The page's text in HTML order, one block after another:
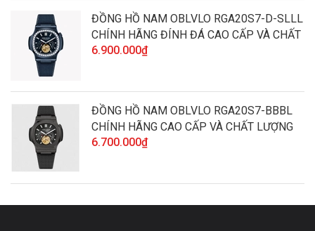
ĐỒNG HỒ NAM OBLVLO RGA20S7-D-SLLL
CHÍNH HÃNG ĐÍNH ĐÁ CAO CẤP VÀ CHẤT
LƯỢNG
6.900.000₫
ĐỒNG HỒ NAM OBLVLO RGA20S7-BBBL
CHÍNH HÃNG CAO CẤP VÀ CHẤT LƯỢNG
6.700.000₫